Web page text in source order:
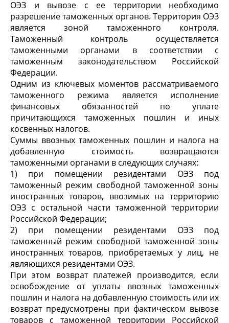
ОЭЗ и вывозе с ее территории необходимо
разрешение таможенных органов. Территория ОЭЗ
является зоной таможенного контроля.
Таможенный контроль осуществляется
таможенными органами в соответствии с
таможенным законодательством Российской
Федерации.
Одним из ключевых моментов рассматриваемого
таможенного режима является исполнение
финансовых обязанностей по уплате
причитающихся таможенных пошлин и иных
косвенных налогов.
Суммы ввозных таможенных пошлин и налога на
добавленную стоимость возвращаются
таможенными органами в следующих случаях:
1) при помещении резидентами ОЭЗ под
таможенный режим свободной таможенной зоны
иностранных товаров, ввозимых на территорию
ОЭЗ с остальной части таможенной территории
Российской Федерации;
2) при помещении резидентами ОЭЗ под
таможенный режим свободной таможенной зоны
иностранных товаров, приобретаемых у лиц, не
являющихся резидентами ОЭЗ.
При этом возврат платежей производится, если
освобождение от уплаты ввозных таможенных
пошлин и налога на добавленную стоимость или их
возврат предусмотрены при фактическом вывозе
товаров с таможенной территории Российской